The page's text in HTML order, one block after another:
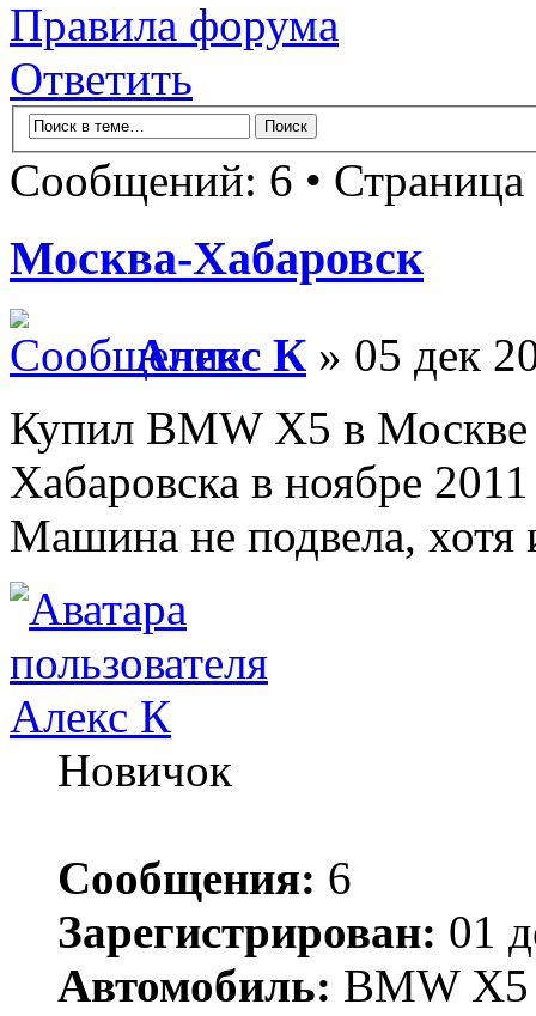
Правила форума
Ответить
Сообщений: 6 • Страница
Москва-Хабаровск
Алекс К » 05 дек
Купил BMW X5 в Москве
Хабаровска в ноябре
Машина не подвела, хотя
Алекс К
Новичок
Сообщения: 6
Зарегистрирован: 01
Автомобиль: BMW X5